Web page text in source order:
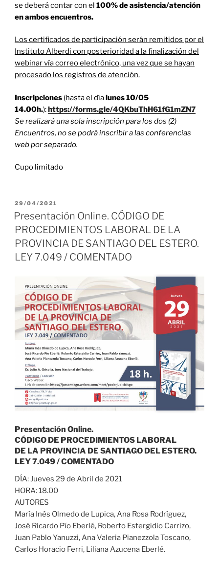
se deberá contar con el 100% de asistencia/atención
en ambos encuentros.
Los certificados de participación serán remitidos por el
Instituto Alberdi con posterioridad a la finalización del
webinar vía correo electrónico, una vez que se hayan
procesado los registros de atención.
Inscripciones (hasta el díalunes 10/05
14.00h.):https://forms.gle/4QKbuThH61fG1mZN7
Se realizará una sola inscripción para los dos (2)
Encuentros, no se podrá inscribir a las conferencias
web por separado.
Cupo limitado
PUBLICADO
EL
29/04/2021
Presentación Online. CÓDIGO DE
PROCEDIMIENTOS LABORAL DE LA
PROVINCIA DE SANTIAGO DEL ESTERO.
LEY 7.049 / COMENTADO
Presentación Online.
CÓDIGO DE PROCEDIMIENTOS LABORAL
DE LA PROVINCIA DE SANTIAGO DEL ESTERO.
LEY 7.049 / COMENTADO
DÍA: Jueves 29 de Abril de 2021
HORA: 18.00
AUTORES
María Inés Olmedo de Lupica, Ana Rosa Rodríguez,
José Ricardo Pío Eberlé, Roberto Estergidio Carrizo,
Juan Pablo Yanuzzi, Ana Valeria Pianezzola Toscano,
Carlos Horacio Ferri, Liliana Azucena Eberlé.